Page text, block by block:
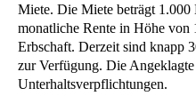
Miete. Die Miete beträgt
monatliche Rente in Höhe
Erbschaft. Derzeit sind knapp
zur Verfügung. Die
Unterhaltsverpflichtungen.